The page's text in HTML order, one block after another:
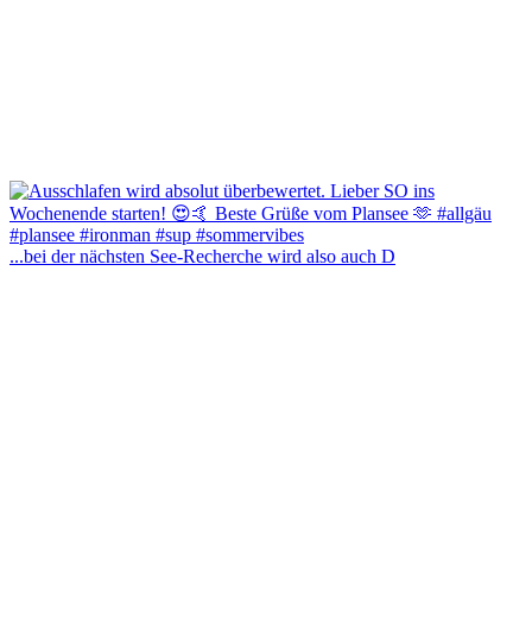
...bei der nächsten See-Recherche wird also auch D